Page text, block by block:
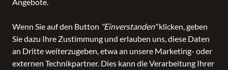
Wenn Sie auf den Button "Einverstanden"klicken, geben
Sie dazu Ihre Zustimmung und erlauben uns, diese Daten
an Dritte weiterzugeben, etwa an unsere Marketing- oder
externen Technikpartner. Dies kann die Verarbeitung Ihrer